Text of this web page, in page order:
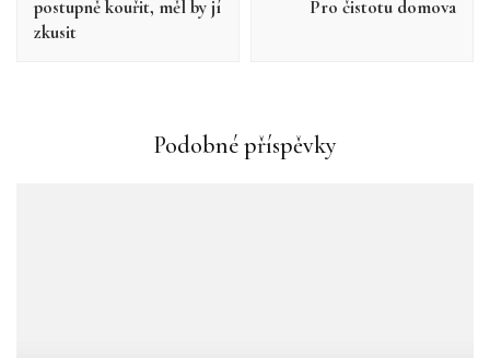
postupně kouřit, měl by jí
zkusit
Pro čistotu domova
Podobné příspěvky